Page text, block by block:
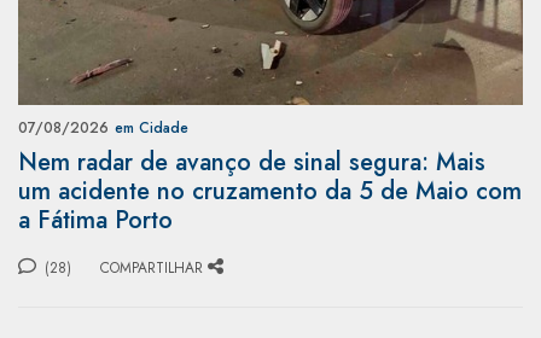
07/08/2026 em Cidade
Nem radar de avanço de sinal segura: Mais
um acidente no cruzamento da 5 de Maio com
a Fátima Porto
(28) COMPARTILHAR